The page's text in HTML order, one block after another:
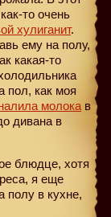
то очень
хулиганит.
ему на полу,
какая-то
пол, как моя
молока в
дивана в
блюдце, хотя
я еще
полу в кухне,